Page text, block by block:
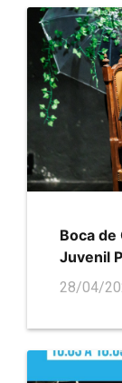
Boca de
Juvenil
28/04/